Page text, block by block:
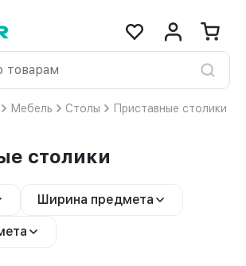
Мебель Столы Приставные столики
столики
Ширина предмета